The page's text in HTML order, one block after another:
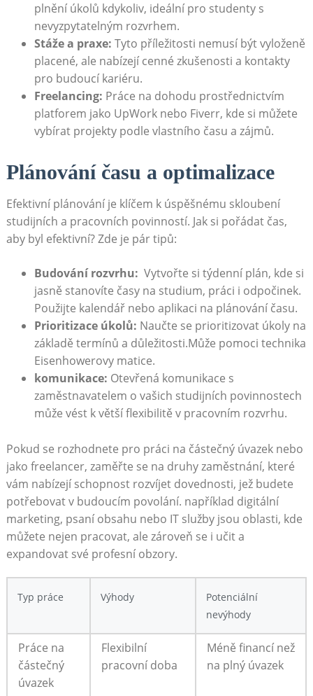
plnění⁢ úkolů kdykoliv, ⁣ideální ‍pro studenty s
nevyzpytatelným rozvrhem.
Stáže a praxe: Tyto příležitosti nemusí ‍být ⁤vyloženě
placené, ale nabízejí cenné zkušenosti a ​kontakty
pro budoucí ⁣kariéru.
Freelancing: Práce na dohodu prostřednictvím
platforem ⁢jako UpWork nebo Fiverr,​ kde si můžete
vybírat projekty podle vlastního času‌ a⁣ zájmů.
Plánování času a⁢ optimalizace
Efektivní plánování je klíčem k úspěšnému skloubení
studijních a​ pracovních ‌povinností. Jak ⁤si pořádat čas,
aby ‌byl efektivní? Zde je‌ pár tipů:
Budování rozvrhu: ‍ Vytvořte si týdenní plán, kde ⁣si
jasně stanovíte časy na studium, práci i odpočinek.
Použijte kalendář nebo aplikaci​ na⁤ plánování času.
Prioritizace úkolů: Naučte se prioritizovat úkoly na
základě termínů a důležitosti.Může pomoci technika
Eisenhowerovy matice.
komunikace: Otevřená ⁢komunikace s
zaměstnavatelem⁣ o vašich studijních‍ povinnostech
⁢může ‌vést k větší flexibilitě v pracovním rozvrhu.
Pokud se rozhodnete‌ pro práci na částečný úvazek nebo
jako freelancer, zaměřte se na‌ druhy zaměstnání, které
⁣vám nabízejí schopnost rozvíjet dovednosti, jež budete
potřebovat v budoucím povolání. například ‍digitální
marketing, psaní‌ obsahu nebo⁣ IT služby jsou ‍oblasti, kde
můžete nejen pracovat, ‍ale zároveň se i​ učit a
expandovat‌ své‌ profesní​ obzory.
Typ práce Výhody
Potenciální
nevýhody
Práce na
částečný
úvazek
Flexibilní
‍pracovní doba
Méně ⁣financí než
⁣na plný úvazek